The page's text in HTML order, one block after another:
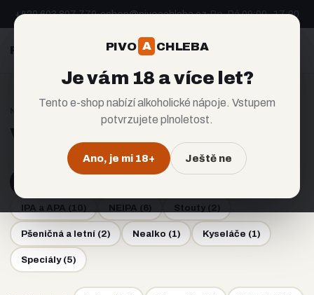
PIVO A CHLEBA
Je vám 18 a více let?
Tento e-shop nabízí alkoholické nápoje. Vstupem
potvrzujete plnoletost.
Ano, je mi 18+ Ještě ne
+420 603 807 779·eshop@pivoachleba.cz·Po–Pá 09:00–17:00
PIVO CHLEBA CZ EN
Všechna piva
IPA a APA ( 10 ) NEIPA ( 6 ) Stouty( 2 )
Pšeničná a letní(2) Nealko (1) Kyseláče (1)
Speciály(5)